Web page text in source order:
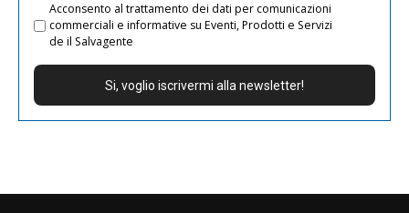
Acconsento al trattamento dei dati per comunicazioni
commerciali e informative su Eventi, Prodotti e Servizi
de il Salvagente